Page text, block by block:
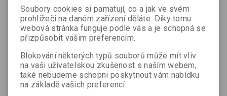
aplikace. FOMASPEED VARIANT se vyznačuje velmi bohatou
stupnicí polotónů ve všech gradačních stupních, zářivě bílou
podložkou a sytým podáním černě. Je vyroben s použitím
chlorobromostříbrné emulze, která dává vyvolanému
vrstva obsahuje vyvolávací látky, které umožňují rychlé strojní
zpracování a zkrácení vyvolávací doby při ručním zpracování
na 60–90 s při teplotě 20 °C. Vzhledem k charakteru RC
podložky a tenké emulzní vrstvě se výrazně snižuje doba
Soubory cookies si pamatují, co a jak ve svém
prohlížeči na daném zařízení děláte. Díky tomu
webová stránka funguje podle vás a je schopná se
přizpůsobit vašim preferencím.
Blokování některých typů souborů může mít vliv
na vaši uživatelskou zkušenost s naším webem,
také nebudeme schopni poskytnout vám nabídku
na základě vašich preferencí.